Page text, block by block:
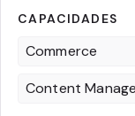
CAPACIDADES
Commerce
Content